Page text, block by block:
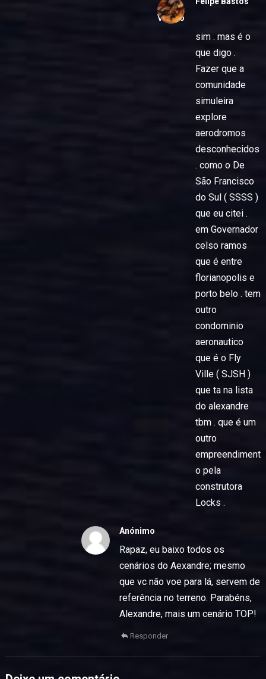
Vitorio
sim . mas é o
que digo .
Fazer que a
comunidade
simuleira
explore
aerodromos
desconhecidos
. como o De
São Francisco
do Sul ( SSSS )
que eu citei .
em Governador
celso ramos
que é entre
florianopolis e
porto belo . tem
outro
condominio
aeronautico
que é o Fly
Ville ( SJSH )
que ta na lista
do alexandre
tbm . que é um
outro
empreendiment
o pela
construtora
Locks .
Anónimo
Rapaz, eu baixo todos os
cenários do Aexandre; mesmo
que vc não voe para lá, servem de
referência no terreno. Parabéns,
Alexandre, mais um cenário TOP!
Responder